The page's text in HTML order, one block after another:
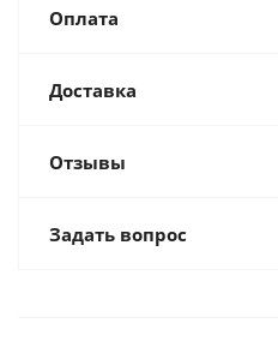
Оплата
Доставка
Отзывы
Задать вопрос